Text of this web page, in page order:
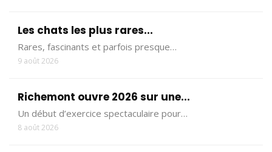
Les chats les plus rares...
Rares, fascinants et parfois presque…
9 août 2026
Richemont ouvre 2026 sur une...
Un début d’exercice spectaculaire pour…
8 août 2026